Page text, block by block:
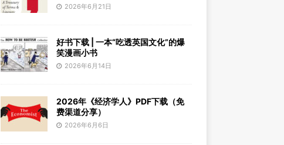
2026年6月21日
好书下载 | 一本“吃透英国文化”的爆
笑漫画小书
2026年6月14日
2026年《经济学人》PDF下载（免
费渠道分享）
2026年6月6日